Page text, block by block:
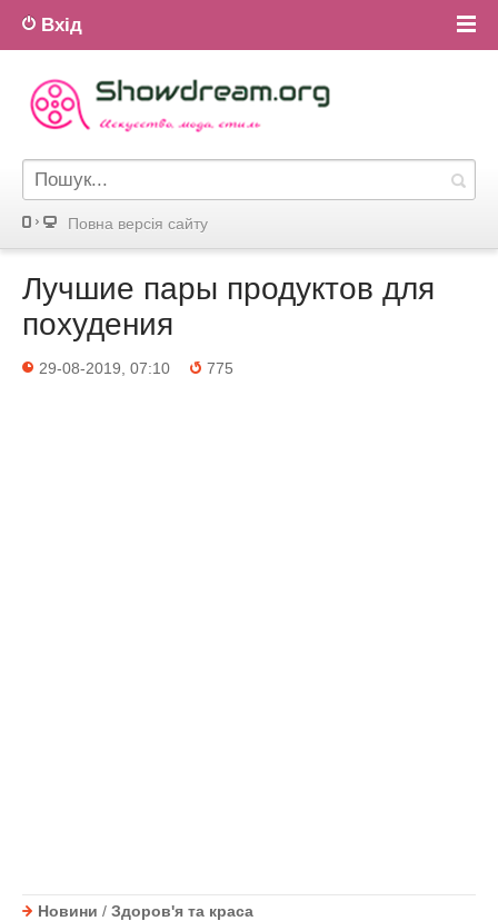
Вхід
Повна версiя сайту
Лучшие пары продуктов для
похудения
29-08-2019, 07:10 775
Новини / Здоров'я та краса